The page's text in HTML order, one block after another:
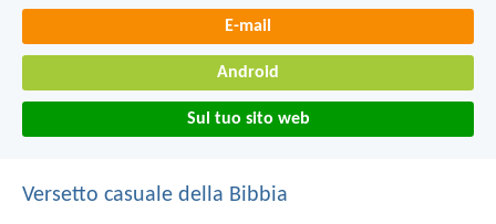
E-mail
Android
Sul tuo sito web
Versetto casuale della Bibbia